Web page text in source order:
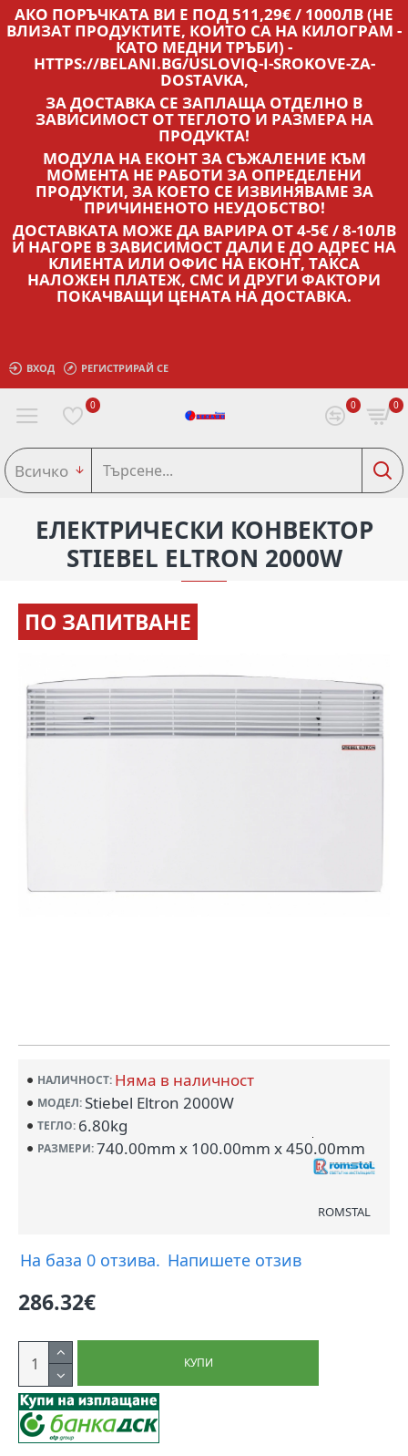
АКО ПОРЪЧКАТА ВИ Е ПОД 511,29€ / 1000ЛВ (НЕ
ВЛИЗАТ ПРОДУКТИТЕ, КОИТО СА НА КИЛОГРАМ -
КАТО МЕДНИ ТРЪБИ) -
HTTPS://BELANI.BG/USLOVIQ-I-SROKOVE-ZA-
DOSTAVKA,
ЗА ДОСТАВКА СЕ ЗАПЛАЩА ОТДЕЛНО В
ЗАВИСИМОСТ ОТ ТЕГЛОТО И РАЗМЕРА НА
ПРОДУКТА!
МОДУЛА НА ЕКОНТ ЗА СЪЖАЛЕНИЕ КЪМ
МОМЕНТА НЕ РАБОТИ ЗА ОПРЕДЕЛЕНИ
ПРОДУКТИ, ЗА КОЕТО СЕ ИЗВИНЯВАМЕ ЗА
ПРИЧИНЕНОТО НЕУДОБСТВО!
ДОСТАВКАТА МОЖЕ ДА ВАРИРА ОТ 4-5€ / 8-10ЛВ
И НАГОРЕ В ЗАВИСИМОСТ ДАЛИ Е ДО АДРЕС НА
КЛИЕНТА ИЛИ ОФИС НА ЕКОНТ, ТАКСА
НАЛОЖЕН ПЛАТЕЖ, СМС И ДРУГИ ФАКТОРИ
ПОКАЧВАЩИ ЦЕНАТА НА ДОСТАВКА.
ВХОД РЕГИСТРИРАЙ СЕ
0 0 0
Всичко
ЕЛЕКТРИЧЕСКИ КОНВЕКТОР
STIEBEL ELTRON 2000W
ПО ЗАПИТВАНЕ
НАЛИЧНОСТ: Няма в наличност
МОДЕЛ:Stiebel Eltron 2000W
ТЕГЛО: 6.80kg
РАЗМЕРИ:740.00mm x 100.00mm x 450.00mm
ROMSTAL
На база 0 отзива. Напишете отзив
286.32€
КУПИ